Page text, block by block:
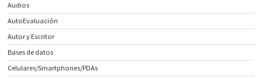
Audios
AutoEvaluación
Autor y Escritor
Bases de datos
Celulares/Smartphones/PDAs